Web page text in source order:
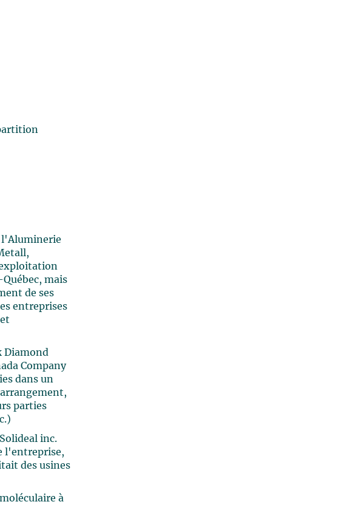
l'Aluminerie
mais
de ses
entreprises
Diamond
Company
dans un
parties
inc.
l'entreprise,
des usines
à